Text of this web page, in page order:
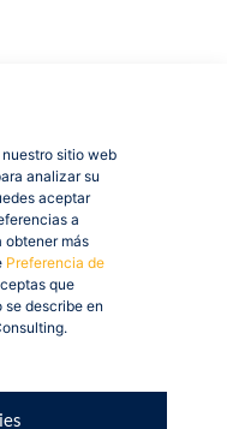
sitio web
analizar su
aceptar
a
obtener más
Preferencia de
que
se describe en
a
si